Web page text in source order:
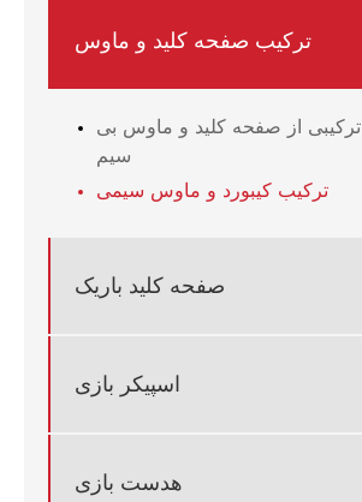
ترکیب صفحه کلید و ماوس
ترکیبی از صفحه کلید و ماوس بی
سیم
ترکیب کیبورد و ماوس سیمی
صفحه کلید باریک
اسپیکر بازی
هدست بازی